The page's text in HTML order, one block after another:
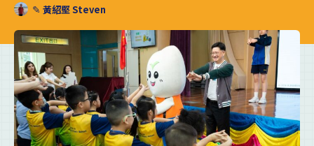
✎ 黃紹堅 Steven